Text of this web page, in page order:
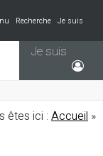
Recherche
Je suis
Je suis
êtes ici : Accueil »